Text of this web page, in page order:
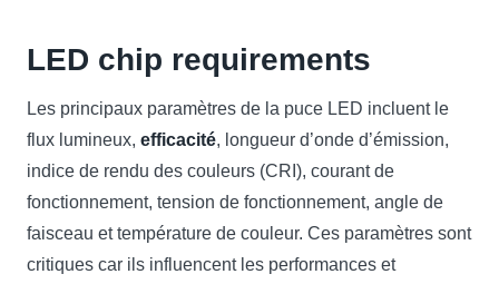
LED chip requirements
Les principaux paramètres de la puce LED incluent le
flux lumineux, efficacité, longueur d’onde d’émission,
indice de rendu des couleurs (CRI), courant de
fonctionnement, tension de fonctionnement, angle de
faisceau et température de couleur. Ces paramètres sont
critiques car ils influencent les performances et